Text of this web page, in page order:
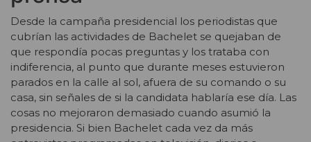
Desde la campaña presidencial los periodistas que
cubrían las actividades de Bachelet se quejaban de
que respondía pocas preguntas y los trataba con
indiferencia, al punto que durante meses estuvieron
parados en la calle al sol, afuera de su comando o su
casa, sin señales de si la candidata hablaría ese día. Las
cosas no mejoraron demasiado cuando asumió la
presidencia. Si bien Bachelet cada vez da más